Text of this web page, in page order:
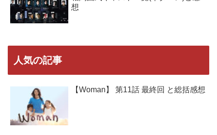
想
人気の記事
【Woman】 第11話 最終回 と総括感想